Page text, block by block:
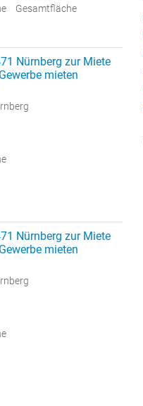
Gesamtfläche
Nürnberg zur Miete
mieten
Nürnberg zur Miete
mieten